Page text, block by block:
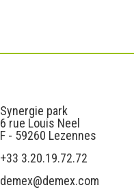
Synergie park
6 rue Louis Neel
F - 59260 Lezennes
+33 3.20.19.72.72
demex@demex.com